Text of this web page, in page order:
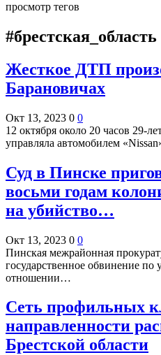
просмотр тегов
#брестская_область
Жесткое ДТП
Барановичах
Окт 13, 2023 0 0
12 октября около 20 часов 29-
управляла автомобилем
Суд в Пинске
восьми годам
на убийство…
Окт 13, 2023 0 0
Пинская межрайонная
государственное обвинение по
отношении…
Сеть профильных
направленности
Брестской области